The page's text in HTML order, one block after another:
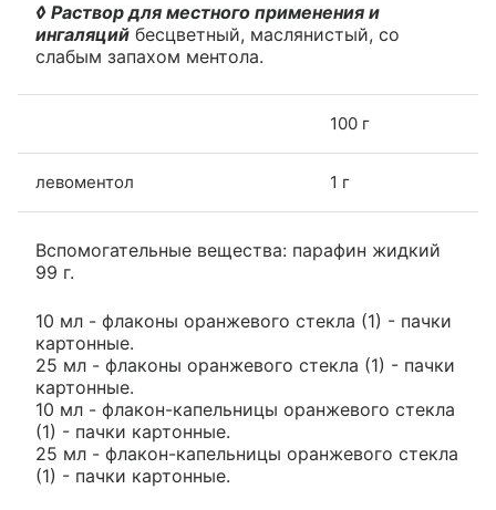
◊ Раствор для местного применения и
ингаляций бесцветный, маслянистый, со
слабым запахом ментола.
100 г
левоментол 1 г
Вспомогательные вещества: парафин жидкий
99 г.
10 мл - флаконы оранжевого стекла (1) - пачки
картонные.
25 мл - флаконы оранжевого стекла (1) - пачки
картонные.
10 мл - флакон-капельницы оранжевого стекла
(1) - пачки картонные.
25 мл - флакон-капельницы оранжевого стекла
(1) - пачки картонные.